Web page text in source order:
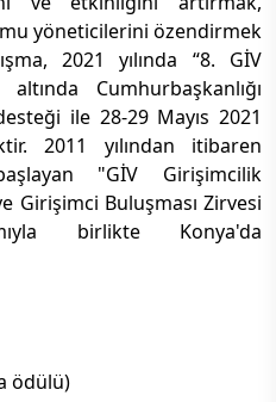
yöneticilerini özendirmek
2021 yılında “8. GİV
Cumhurbaşkanlığı
ile 28-29 Mayıs 2021
2011 yılından itibaren
"GİV Girişimcilik
Girişimci Buluşması Zirvesi
birlikte Konya'da
ödülü)